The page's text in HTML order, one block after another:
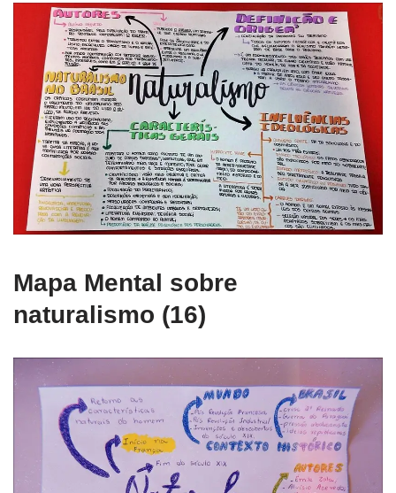
Mapa Mental sobre
naturalismo (16)